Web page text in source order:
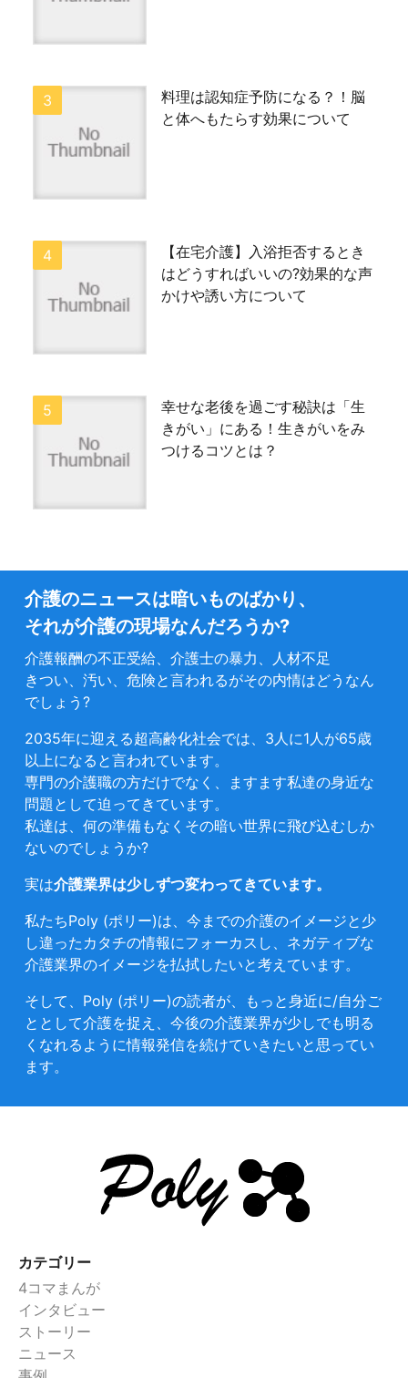
料理は認知症予防になる？！脳
と体へもたらす効果について
【在宅介護】入浴拒否するとき
はどうすればいいの?効果的な声
かけや誘い方について
幸せな老後を過ごす秘訣は「生
きがい」にある！生きがいをみ
つけるコツとは？
介護のニュースは暗いものばかり、
それが介護の現場なんだろうか?
介護報酬の不正受給、介護士の暴力、人材不足
きつい、汚い、危険と言われるがその内情はどうなん
でしょう?
2035年に迎える超高齢化社会では、3人に1人が65歳
以上になると言われています。
専門の介護職の方だけでなく、ますます私達の身近な
問題として迫ってきています。
私達は、何の準備もなくその暗い世界に飛び込むしか
ないのでしょうか?
実は介護業界は少しずつ変わってきています。
私たちPoly (ポリー)は、今までの介護のイメージと少
し違ったカタチの情報にフォーカスし、ネガティブな
介護業界のイメージを払拭したいと考えています。
そして、Poly (ポリー)の読者が、もっと身近に/自分ご
ととして介護を捉え、今後の介護業界が少しでも明る
くなれるように情報発信を続けていきたいと思ってい
ます。
カテゴリー
4コマまんが
インタビュー
ストーリー
ニュース